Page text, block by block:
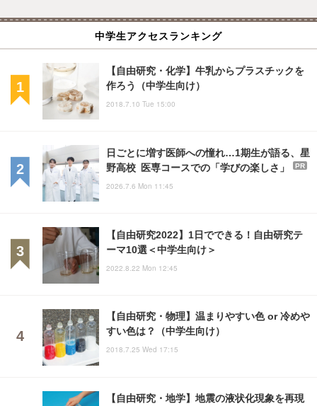
中学生アクセスランキング
【自由研究・化学】牛乳からプラスチックを
作ろう（中学生向け）
2018.7.10 Tue 15:00
日ごとに増す医師への憧れ…1期生が語る、星
野高校 医専コースでの「学びの楽しさ」
PR
2026.7.6 Mon 11:45
【自由研究2022】1日でできる！自由研究テ
ーマ10選＜中学生向け＞
2022.8.22 Mon 12:45
【自由研究・物理】温まりやすい色 or 冷めや
すい色は？（中学生向け）
2018.7.25 Wed 17:15
【自由研究・地学】地震の液状化現象を再現